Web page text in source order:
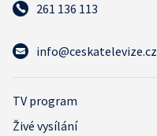
261 136 113
info@ceskatelevize.cz
TV program
Živé vysílání